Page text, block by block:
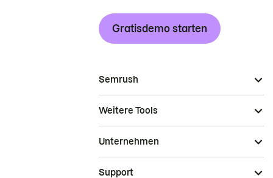
Gratisdemo starten
Semrush
Weitere Tools
Unternehmen
Support